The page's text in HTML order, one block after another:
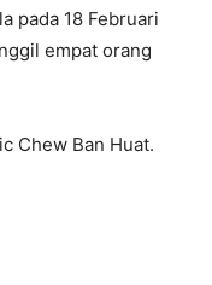
pada 18 Februari
empat orang
Chew Ban Huat.